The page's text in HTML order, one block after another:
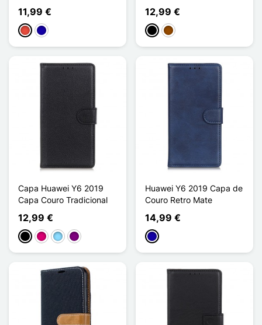
11,99 €
VermelhoAzul Escuro
12,99 €
PretoCastanho
Capa Huawei Y6 2019
Capa Couro Tradicional
12,99 €
PretoMagentaAzul Claro
Púrpura
Huawei Y6 2019 Capa de
Couro Retro Mate
14,99 €
Azul Escuro